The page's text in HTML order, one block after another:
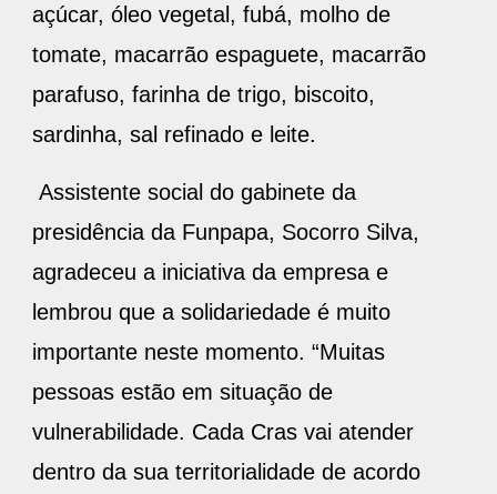
açúcar, óleo vegetal, fubá, molho de
tomate, macarrão espaguete, macarrão
parafuso, farinha de trigo, biscoito,
sardinha, sal refinado e leite.
Assistente social do gabinete da
presidência da Funpapa, Socorro Silva,
agradeceu a iniciativa da empresa e
lembrou que a solidariedade é muito
importante neste momento. “Muitas
pessoas estão em situação de
vulnerabilidade. Cada Cras vai atender
dentro da sua territorialidade de acordo